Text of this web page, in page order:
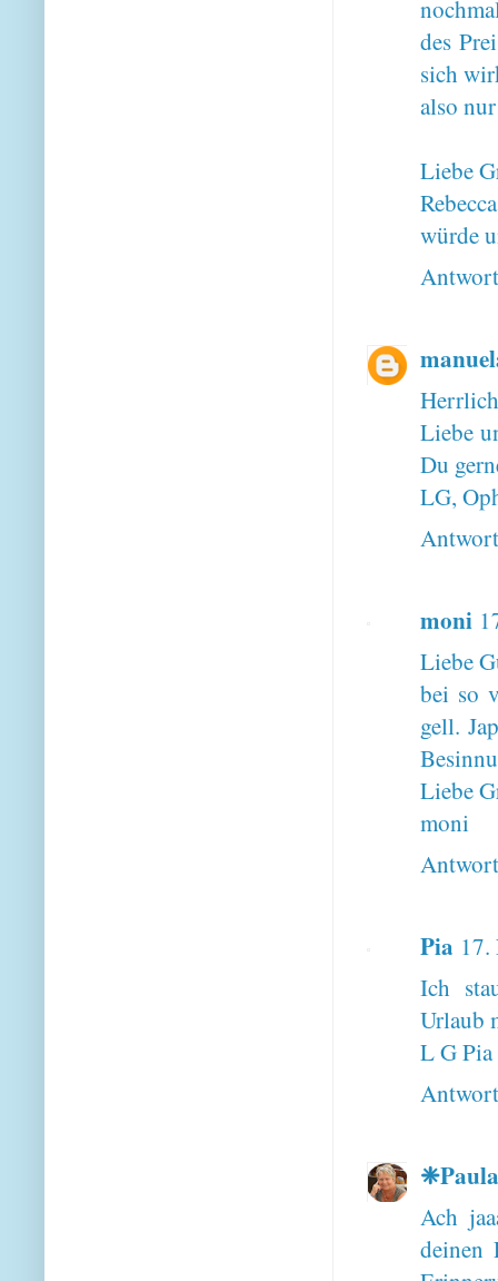
des
sich
also
Liebe
würde
Liebe
Du
LG,
moni
Liebe
bei so
gell.
Liebe
moni
Pia 17.
Ich
Urlaub
L G Pia
Ach
deinen